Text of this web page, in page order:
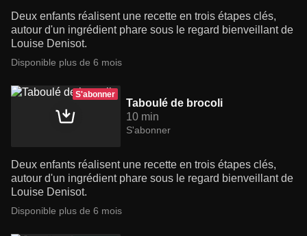
Deux enfants réalisent une recette en trois étapes clés,
autour d'un ingrédient phare sous le regard bienveillant de
Louise Denisot.
Disponible plus de 6 mois
S'abonner
Taboulé de brocoli
10 min
S'abonner
Deux enfants réalisent une recette en trois étapes clés,
autour d'un ingrédient phare sous le regard bienveillant de
Louise Denisot.
Disponible plus de 6 mois